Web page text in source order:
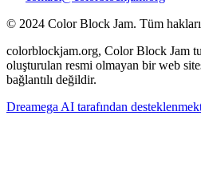
© 2024 Color Block Jam. Tüm hakları
colorblockjam.org, Color Block Jam
oluşturulan resmi olmayan bir web
bağlantılı değildir.
Dreamega AI tarafından